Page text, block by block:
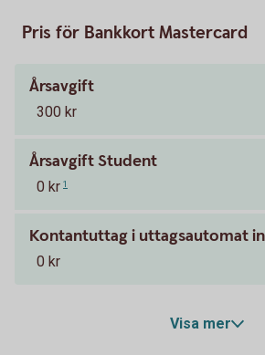
Pris för Bankkort Mastercard
Årsavgift
300 kr
Årsavgift Student
0 kr 1
Kontantuttag i uttagsautomat
0 kr
Visa mer